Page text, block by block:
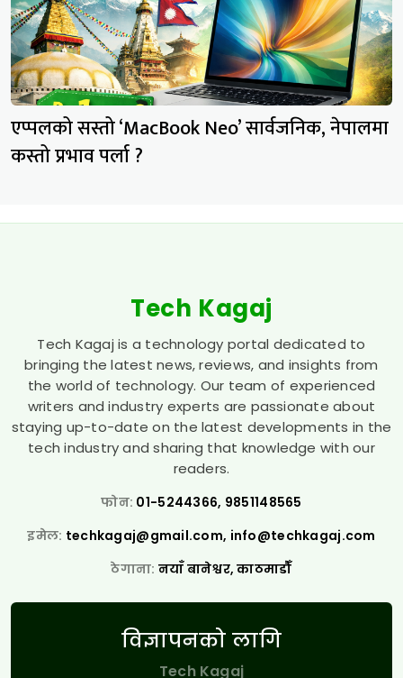
एप्पलको सस्तो ‘MacBook Neo’ सार्वजनिक, नेपालमा
कस्तो प्रभाव पर्ला ?
Tech Kagaj
Tech Kagaj is a technology portal dedicated to
bringing the latest news, reviews, and insights from
the world of technology. Our team of experienced
writers and industry experts are passionate about
staying up-to-date on the latest developments in the
tech industry and sharing that knowledge with our
readers.
फोन: 01-5244366, 9851148565
इमेल: techkagaj@gmail.com, info@techkagaj.com
ठेगाना: नयाँ बानेश्वर, काठमाडौँ
विज्ञापनको लागि
Tech Kagaj